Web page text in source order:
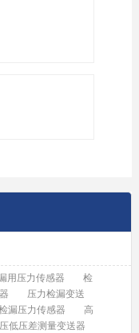
用压力传感器
检
压力检漏变送
漏压力传感器
高
低压差测量变送器